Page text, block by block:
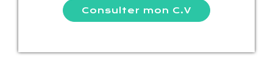
Consulter mon C.V